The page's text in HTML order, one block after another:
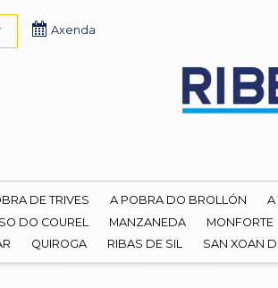
Axenda
DE TRIVES A POBRA DO BROLLÓN A
DO COUREL MANZANEDA MONFORTE
QUIROGA RIBAS DE SIL SAN XOAN